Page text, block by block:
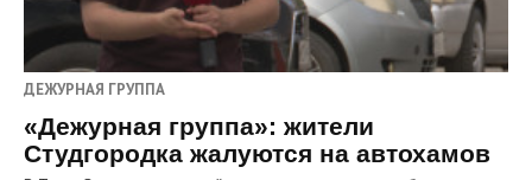
ДЕЖУРНАЯ ГРУППА
«Дежурная группа»: жители
Студгородка жалуются на автохамов